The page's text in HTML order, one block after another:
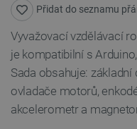
Přidat do seznamu
Vyvažovací vzdělávací
je kompatibilní s
Sada obsahuje: základní
ovladače motorů,
akcelerometr a